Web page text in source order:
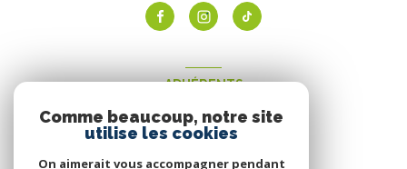
ADHÉRENTS
Nous adhérons
Comme beaucoup, notre site
utilise les cookies
On aimerait vous accompagner pendant